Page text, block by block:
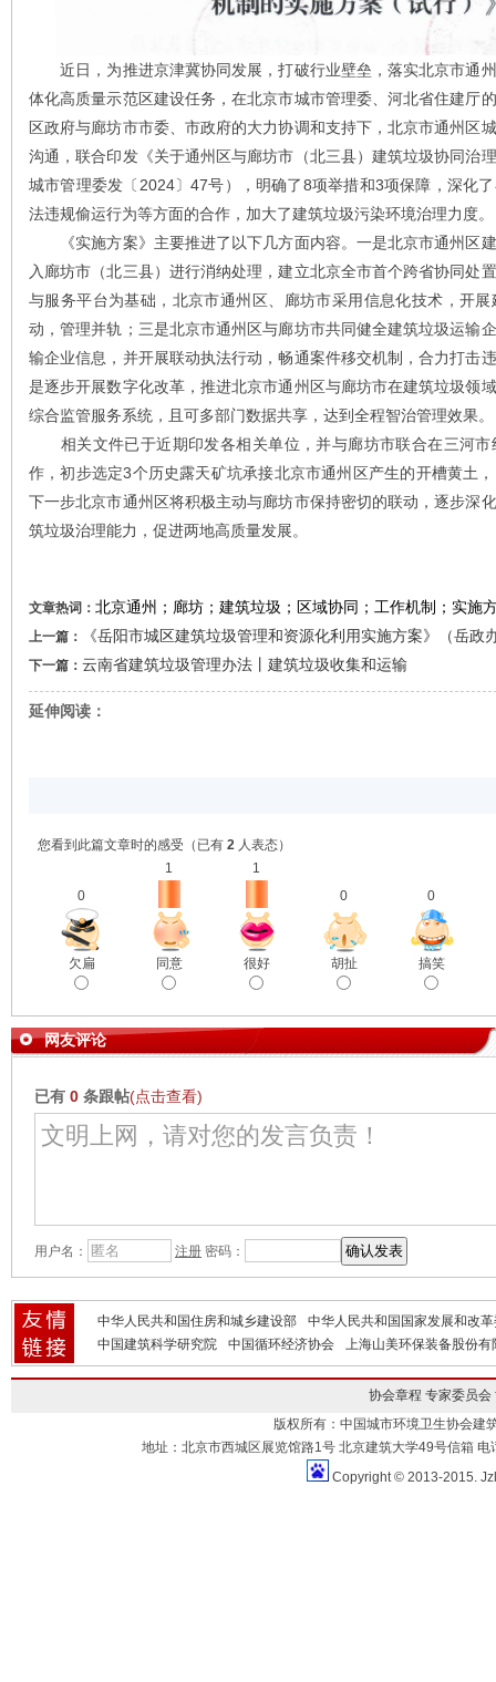
近日，为推进京津冀协同发展，打破行业壁垒，落实北京市通
体化高质量示范区建设任务，在北京市城市管理委、河北省住建厅
区政府与廊坊市市委、市政府的大力协调和支持下，北京市通州区
沟通，联合印发《关于通州区与廊坊市（北三县）建筑垃圾协同治
城市管理委发〔2024〕47号），明确了8项举措和3项保障，深化
法违规偷运行为等方面的合作，加大了建筑垃圾污染环境治理力度。
《实施方案》主要推进了以下几方面内容。一是北京市通州区
入廊坊市（北三县）进行消纳处理，建立北京全市首个跨省协同处
与服务平台为基础，北京市通州区、廊坊市采用信息化技术，开
动，管理并轨；三是北京市通州区与廊坊市共同健全建筑垃圾运输
输企业信息，并开展联动执法行动，畅通案件移交机制，合力打击
是逐步开展数字化改革，推进北京市通州区与廊坊市在建筑垃圾领
综合监管服务系统，且可多部门数据共享，达到全程智治管理效果。
相关文件已于近期印发各相关单位，并与廊坊市联合在三河市
作，初步选定3个历史露天矿坑承接北京市通州区产生的开槽黄土
下一步北京市通州区将积极主动与廊坊市保持密切的联动，逐步深
筑垃圾治理能力，促进两地高质量发展。
文章热词： 北京通州；廊坊；建筑垃圾；区域协同；工作机制；实施
上一篇： 《岳阳市城区建筑垃圾管理和资源化利用实施方案》（岳政
下一篇： 云南省建筑垃圾管理办法丨建筑垃圾收集和运输
延伸阅读：
您看到此篇文章时的感受 （已有 2 人表态）
0
欠扁
1
同意
1
很好
0
胡扯
0
搞笑
网友评论
已有 0 条跟帖(点击查看)
用户名： 注册 密码：
中华人民共和国住房和城乡建设部
中华人民共和国国家发展和改
中国建筑科学研究院
中国循环经济协会 上海山美环保装备股份有
协会章程 专家委员会
版权所有：中国城市环境卫生协会建
地址：北京市西城区展览馆路1号 北京建筑大学49号信箱
Copyright © 2013-2015.